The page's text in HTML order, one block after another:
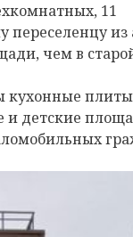
11
из
чем в
кухонные
и детские